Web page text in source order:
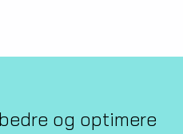
og optimere